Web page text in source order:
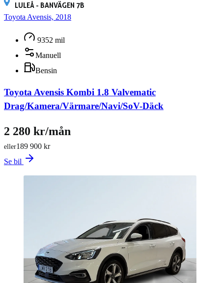
LULEÅ - BANVÄGEN 7B
Toyota Avensis, 2018
9352 mil
Manuell
Bensin
Toyota Avensis Kombi 1.8 Valvematic
Drag/Kamera/Värmare/Navi/SoV-Däck
189 900 kr
eller
2 280 kr/mån
Se bil